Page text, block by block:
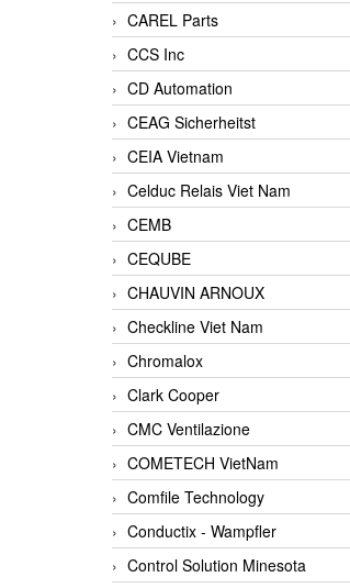
CAREL Parts
CCS Inc
CD Automation
CEAG Sicherheitst
CEIA Vietnam
Celduc Relais Viet Nam
CEMB
CEQUBE
CHAUVIN ARNOUX
Checkline Viet Nam
Chromalox
Clark Cooper
CMC Ventilazione
COMETECH VietNam
Comfile Technology
Conductix - Wampfler
Control Solution Minesota